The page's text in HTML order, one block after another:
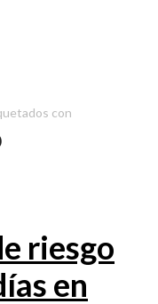
con
riesgo
en